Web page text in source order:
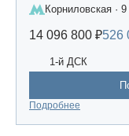
Корниловская ·
14 096 800 ₽526
1-й ДСК
Подробнее